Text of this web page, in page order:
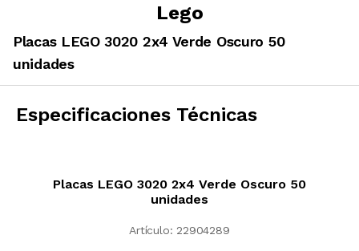
Lego
Placas LEGO 3020 2x4 Verde Oscuro 50
unidades
Especificaciones Técnicas
Placas LEGO 3020 2x4 Verde Oscuro 50
unidades
Artículo: 22904289